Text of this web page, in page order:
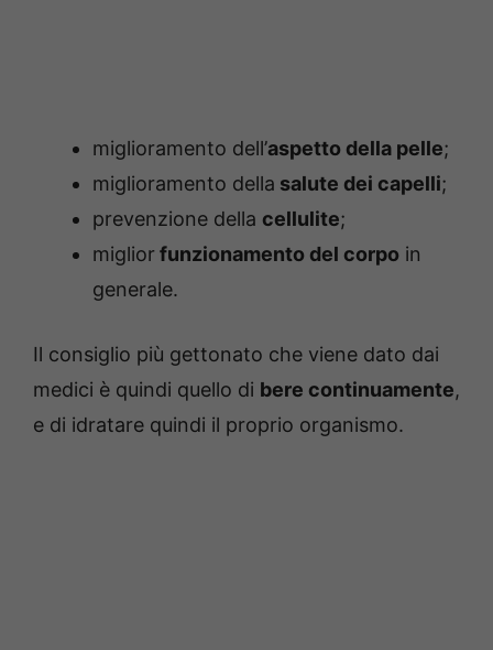
miglioramento dell’aspetto della pelle;
miglioramento della salute dei capelli;
prevenzione della cellulite;
migliorfunzionamento del corpo in
generale.
Il consiglio più gettonato che viene dato dai
medici è quindi quello di bere continuamente,
e di idratare quindi il proprio organismo.